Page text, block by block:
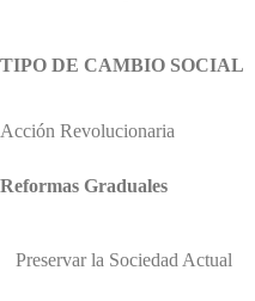
TIPO DE CAMBIO SOCIAL
Acción Revolucionaria
Reformas Graduales
Preservar la Sociedad Actual